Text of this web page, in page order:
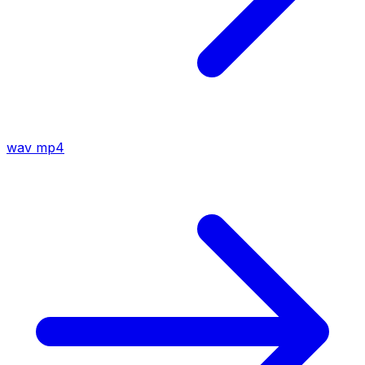
wav mp4